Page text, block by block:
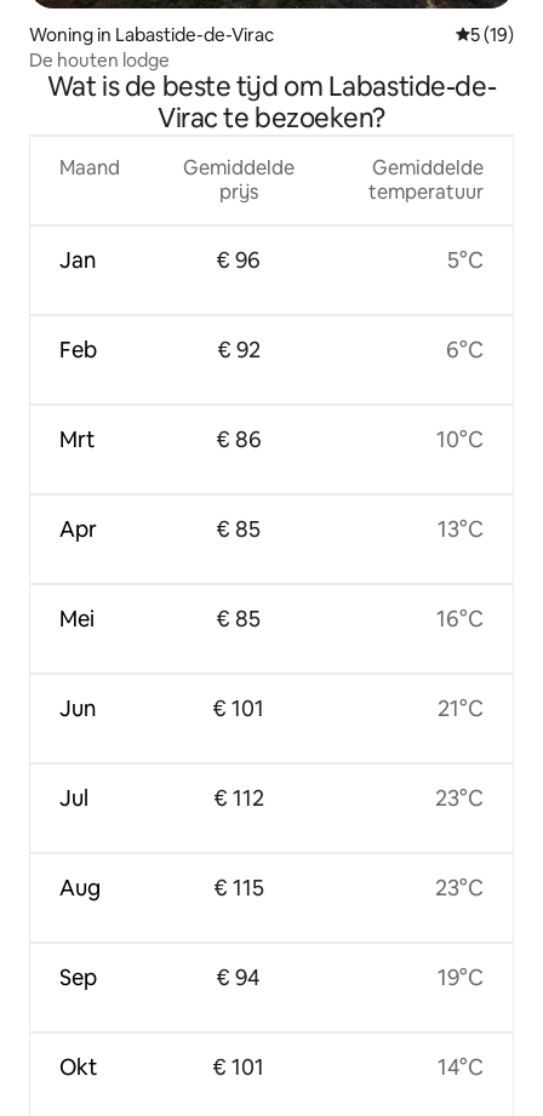
Woning in Labastide-de-Virac
5 (19)
De houten lodge
Wat is de beste tijd om Labastide-de-
Virac te bezoeken?
Maand
Jan
Feb
Mrt
Apr
Mei
Jun
Jul
Aug
Sep
Okt
Gemiddelde
prijs
€ 96
€ 92
€ 86
€ 85
€ 85
€ 101
€ 112
€ 115
€ 94
€ 101
Gemiddelde
temperatuur
5°C
6°C
10°C
13°C
16°C
21°C
23°C
23°C
19°C
14°C